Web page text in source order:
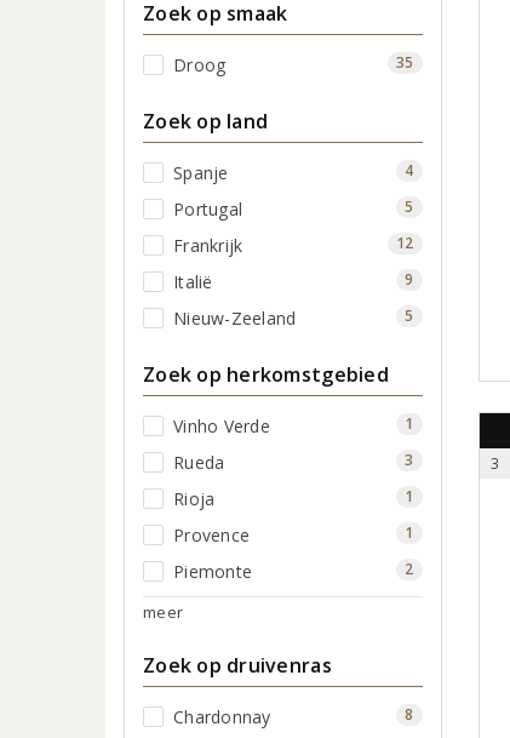
Zoek op smaak
Droog 35
Zoek op land
Spanje 4
Portugal 5
Frankrijk 12
Italië 9
Nieuw-Zeeland 5
Zoek op herkomstgebied
Vinho Verde 1
Rueda 3
Rioja 1
Provence 1
Piemonte 2
meer
Zoek op druivenras
Chardonnay 8
3